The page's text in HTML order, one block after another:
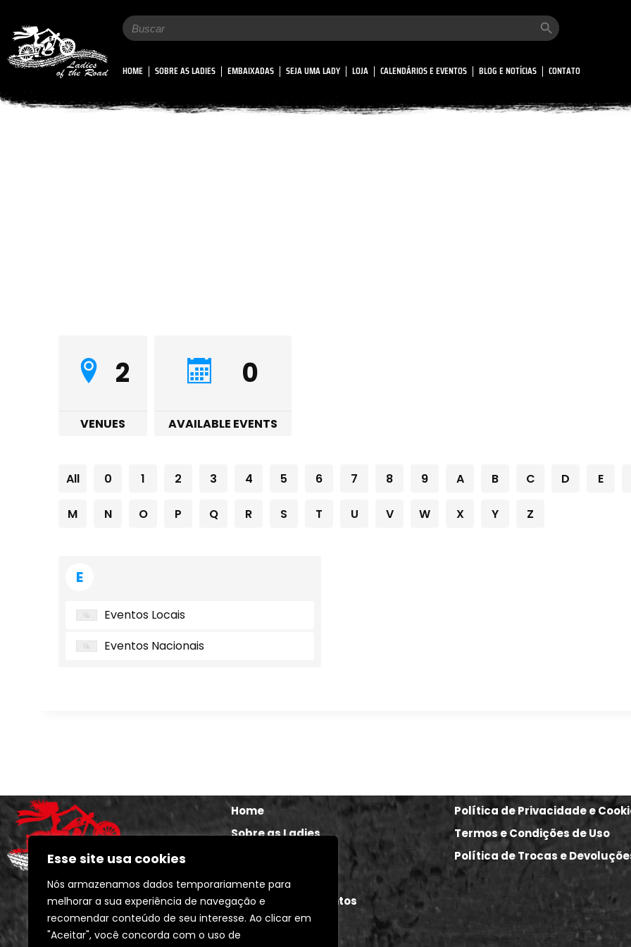
Esse site usa cookies
Nós armazenamos dados temporariamente para
melhorar a sua experiência de navegação e
recomendar conteúdo de seu interesse. Ao clicar em
"Aceitar", você concorda com o uso de
Search
for:
Search Button
HOME SOBRE AS LADIES EMBAIXADAS SEJA UMA LADY LOJA CALENDÁRIOS E EVENTOS BLOG E NOTÍCIAS CONTATO
2
VENUES
0
AVAILABLE EVENTS
All 0 1 2 3 4 5 6 7 8 9 A B C D E
M N O P Q R S T U V W X Y Z
E
Eventos Locais
Eventos Nacionais
Home
Sobre as Ladies
The Ladies Store
Calendários e Eventos
Blog e Notícias
Política de Privacidade e
Termos e Condições de Uso
Política de Trocas e